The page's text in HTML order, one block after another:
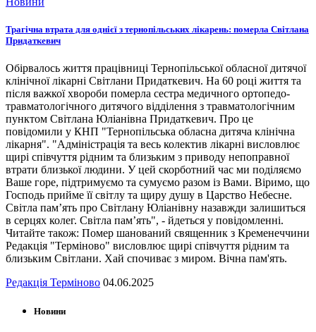
Трагічна втрата для однієї з тернопільських лікарень: померла Світлана
Придаткевич
Обірвалось життя працівниці Тернопільської обласної дитячої
клінічної лікарні Світлани Придаткевич. На 60 році життя та
після важкої хвороби померла сестра медичного ортопедо-
травматологічного дитячого відділення з травматологічним
пунктом Світлана Юліанівна Придаткевич. Про це
повідомили у КНП "Тернопільська обласна дитяча клінічна
лікарня". "Адміністрація та весь колектив лікарні висловлює
щирі співчуття рідним та близьким з приводу непоправної
втрати близької людини. У цей скорботний час ми поділяємо
Ваше горе, підтримуємо та сумуємо разом із Вами. Віримо, що
Господь прийме її світлу та щиру душу в Царство Небесне.
Світла пам’ять про Світлану Юліанівну назавжди залишиться
в серцях колег. Світла пам’ять", - йдеться у повідомленні.
Читайте також: Помер шанований священник з Кременеччини
Редакція "Терміново" висловлює щирі співчуття рідним та
близьким Світлани. Хай спочиває з миром. Вічна пам'ять.
Редакція Терміново 04.06.2025
Новини